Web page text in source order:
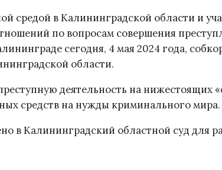
средой в Калининградской области и
по вопросам совершения
сегодня, 4 мая 2024 года,
области.
деятельность на нижестоящих
средств на нужды криминального мира.
в Калининградский областной суд для